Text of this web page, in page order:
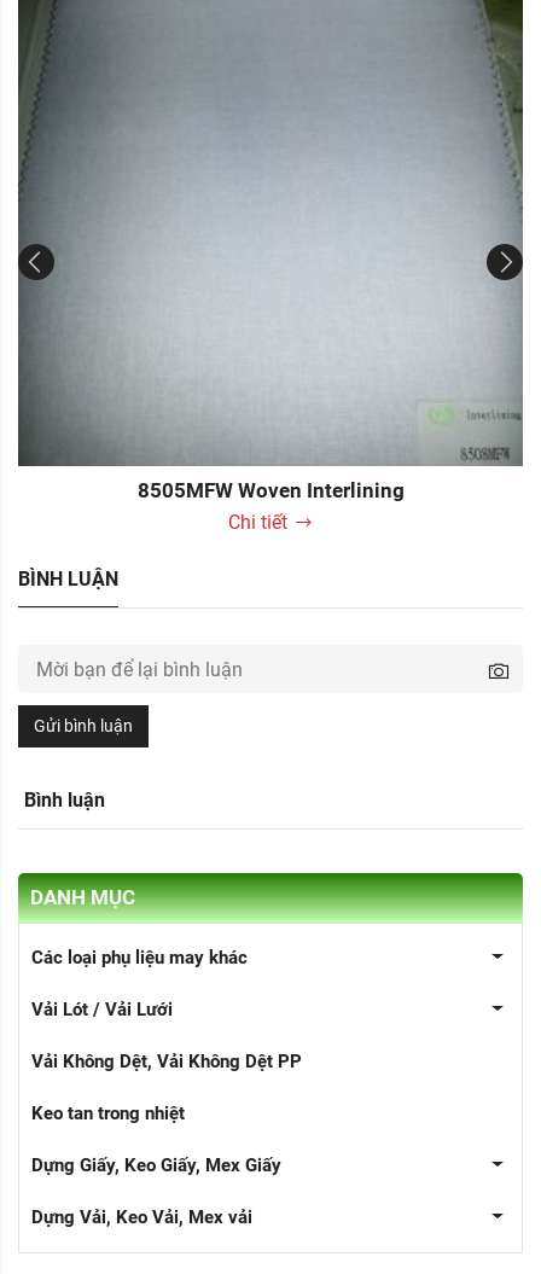
8505MFW Woven Interlining
Chi tiết
BÌNH LUẬN
Gửi bình luận
Bình luận
DANH MỤC
Các loại phụ liệu may khác
Vải Lót / Vải Lưới
Vải Không Dệt, Vải Không Dệt PP
Keo tan trong nhiệt
Dựng Giấy, Keo Giấy, Mex Giấy
Dựng Vải, Keo Vải, Mex vải